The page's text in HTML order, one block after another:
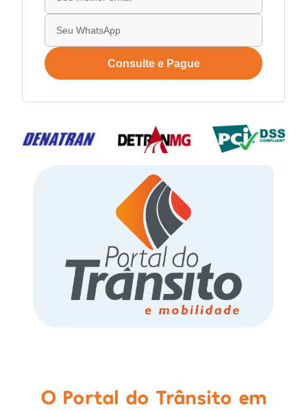
Consulte e Pague
O Portal do Trânsito em